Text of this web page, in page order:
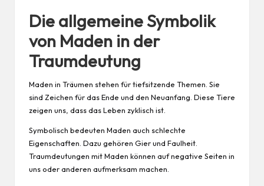
Die allgemeine Symbolik
von Maden in der
Traumdeutung
Maden in Träumen stehen für tiefsitzende Themen. Sie
sind Zeichen für das Ende und den Neuanfang. Diese Tiere
zeigen uns, dass das Leben zyklisch ist.
Symbolisch bedeuten Maden auch schlechte
Eigenschaften. Dazu gehören Gier und Faulheit.
Traumdeutungen mit Maden können auf negative Seiten in
uns oder anderen aufmerksam machen.